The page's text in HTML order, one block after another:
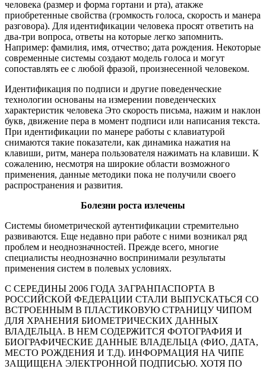
человека (размер и форма гортани и рта), атакже
приобретенные свойства (громкость голоса, скорость и манера
разговора). Для идентификации человека просят ответить на
два-три вопроса, ответы на которые легко запомнить.
Например: фамилия, имя, отчество; дата рождения. Некоторые
современные системы создают модель голоса и могут
сопоставлять ее с любой фразой, произнесенной человеком.
Идентификация по подписи и другие поведенческие
технологии основаны на измерении поведенческих
характеристик человека Это скорость письма, нажим и наклон
букв, движение пера в момент подписи или написания текста.
При идентификации по манере работы с клавиатурой
снимаются такие показатели, как динамика нажатия на
клавиши, ритм, манера пользователя нажимать на клавиши. К
сожалению, несмотря на широкие области возможного
применения, данные методики пока не получили своего
распространения и развития.
Болезни роста излечены
Системы биометрической аутентификации стремительно
развиваются. Еще недавно при работе с ними возникал ряд
проблем и неоднозначностей. Прежде всего, многие
специалисты неоднозначно воспринимали результаты
применения систем в полевых условиях.
С СЕРЕДИНЫ 2006 ГОДА ЗАГРАНПАСПОРТА В
РОССИЙСКОЙ ФЕДЕРАЦИИ СТАЛИ ВЫПУСКАТЬСЯ СО
ВСТРОЕННЫМ В ПЛАСТИКОВУЮ СТРАНИЦУ ЧИПОМ
ДЛЯ ХРАНЕНИЯ БИОМЕТРИЧЕСКИХ ДАННЫХ
ВЛАДЕЛЬЦА. В НЕМ СОДЕРЖИТСЯ ФОТОГРАФИЯ И
БИОГРАФИЧЕСКИЕ ДАННЫЕ ВЛАДЕЛЬЦА (ФИО, ДАТА,
МЕСТО РОЖДЕНИЯ И Т.Д). ИНФОРМАЦИЯ НА ЧИПЕ
ЗАЩИЩЕНА ЭЛЕКТРОННОЙ ПОДПИСЬЮ. ХОТЯ ПО